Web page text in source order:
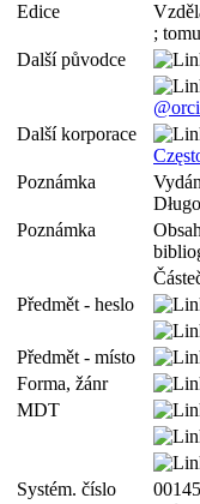
Edice
;
Další původce
Další korporace
Poznámka
Poznámka
Předmět - heslo
Předmět - místo
Forma, žánr
MDT
Systém. číslo